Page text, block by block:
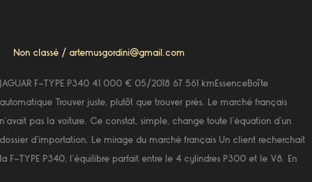
Non classé / artemusgordini@gmail.com
JAGUAR F-TYPE P340 41 000 € 05/2018 67 561 kmEssenceBoîte
automatique Trouver juste, plutôt que trouver près. Le marché français
n’avait pas la voiture. Ce constat, simple, change toute l’équation d’un
dossier d’importation. Le mirage du marché français Un client recherchait
la F-TYPE P340, l’équilibre parfait entre le 4 cylindres P300 et le V8. En